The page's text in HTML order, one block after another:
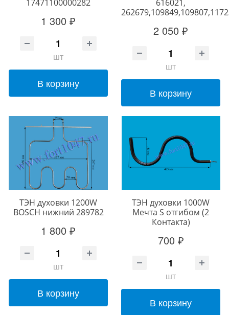
17471100000282
1 300 ₽
шт
В корзину
616021,
2 050 ₽
шт
В корзину
ТЭН духовки 1200W
BOSCH нижний 289782
1 800 ₽
шт
В корзину
ТЭН духовки 1000W
Мечта S отгибом (2
Контакта)
700 ₽
шт
В корзину